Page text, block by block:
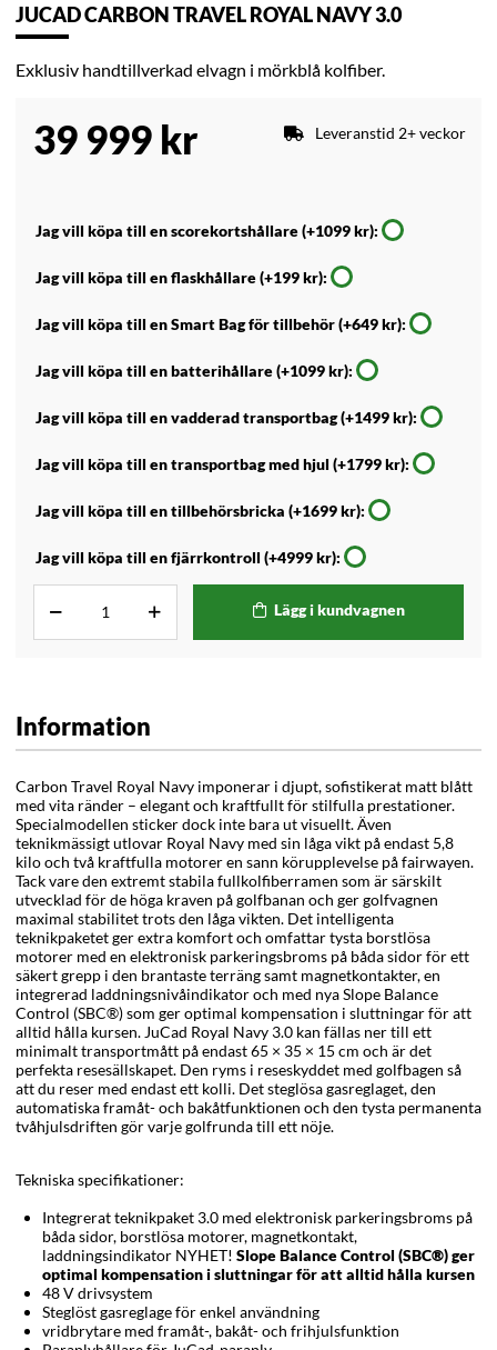
JUCAD CARBON TRAVEL ROYAL NAVY 3.0
Exklusiv handtillverkad elvagn i mörkblå kolfiber.
39 999 kr Leveranstid 2+ veckor
Jag vill köpa till en scorekortshållare (+1099 kr):
Jag vill köpa till en flaskhållare (+199 kr):
Jag vill köpa till en Smart Bag för tillbehör (+649 kr):
Jag vill köpa till en batterihållare (+1099 kr):
Jag vill köpa till en vadderad transportbag (+1499 kr):
Jag vill köpa till en transportbag med hjul (+1799 kr):
Jag vill köpa till en tillbehörsbricka (+1699 kr):
Jag vill köpa till en fjärrkontroll (+4999 kr):
Lägg i kundvagnen
Information
Carbon Travel Royal Navy imponerar i djupt, sofistikerat matt blått
med vita ränder – elegant och kraftfullt för stilfulla prestationer.
Specialmodellen sticker dock inte bara ut visuellt. Även
teknikmässigt utlovar Royal Navy med sin låga vikt på endast 5,8
kilo och två kraftfulla motorer en sann körupplevelse på fairwayen.
Tack vare den extremt stabila fullkolfiberramen som är särskilt
utvecklad för de höga kraven på golfbanan och ger golfvagnen
maximal stabilitet trots den låga vikten. Det intelligenta
teknikpaketet ger extra komfort och omfattar tysta borstlösa
motorer med en elektronisk parkeringsbroms på båda sidor för ett
säkert grepp i den brantaste terräng samt magnetkontakter, en
integrerad laddningsnivåindikator och med nya Slope Balance
Control (SBC®) som ger optimal kompensation i sluttningar för att
alltid hålla kursen. JuCad Royal Navy 3.0 kan fällas ner till ett
minimalt transportmått på endast 65 × 35 × 15 cm och är det
perfekta resesällskapet. Den ryms i reseskyddet med golfbagen så
att du reser med endast ett kolli. Det steglösa gasreglaget, den
automatiska framåt- och bakåtfunktionen och den tysta permanenta
tvåhjulsdriften gör varje golfrunda till ett nöje.
Tekniska specifikationer:
Integrerat teknikpaket 3.0 med elektronisk parkeringsbroms på
båda sidor, borstlösa motorer, magnetkontakt,
laddningsindikator NYHET! Slope Balance Control (SBC®) ger
optimal kompensation i sluttningar för att alltid hålla kursen
48 V drivsystem
Steglöst gasreglage för enkel användning
vridbrytare med framåt-, bakåt- och frihjulsfunktion